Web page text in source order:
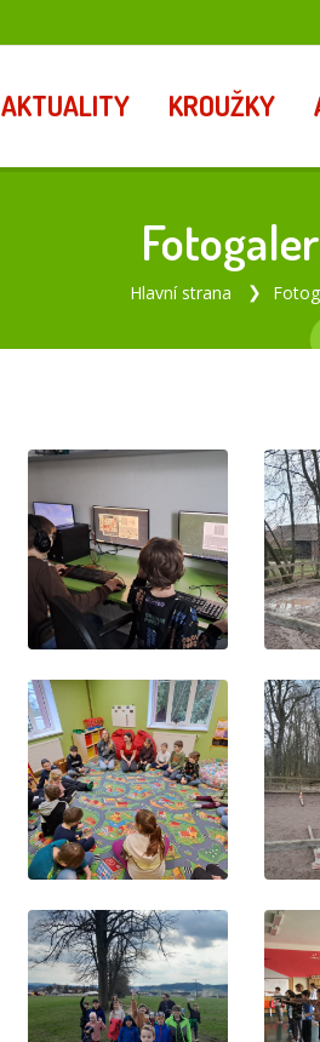
AKTUALITY KROUŽKY
Hlavní strana